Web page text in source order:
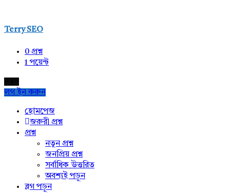
Terry SEO
0 প্রশ্ন
1পয়েন্ট
লগ ইন করুন
Exploreহোমপেজ
জরুরী প্রশ্ন
প্রশ্ন
নতুন প্রশ্ন
জনপ্রিয় প্রশ্ন
সর্বাধিক উত্তরিত
অবশ্যই পড়ুন
ব্লগ পড়ুন